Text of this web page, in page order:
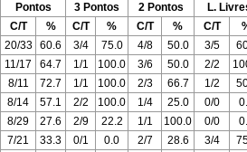
Pontos 3 Pontos 2 Pontos
L.
C/T % C/T % C/T % C/T
20/33 60.6 3/4 75.0 4/8 50.0 3/5
11/17 64.7 1/1 100.0 3/6 50.0 2/2
8/11 72.7 1/1 100.0 2/3 66.7 1/2
8/14 57.1 2/2 100.0 1/4 25.0 0/0
8/29 27.6 2/9 22.2 1/1 100.0 0/0
7/21 33.3 0/1 0.0 2/7 28.6 3/4